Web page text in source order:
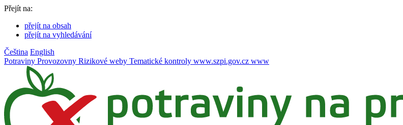
Přejít na:
přejít na obsah
přejít na vyhledávání
Čeština English
Potraviny Provozovny Rizikové weby Tematické kontroly www.szpi.gov.cz www